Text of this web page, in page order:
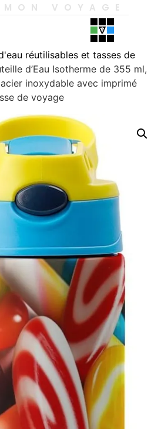
VOYAGE
réutilisables et tasses de
d’Eau Isotherme de 355 ml,
inoxydable avec imprimé
de voyage